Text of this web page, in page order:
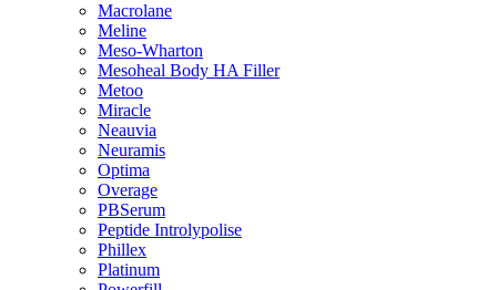
Macrolane
Meline
Meso-Wharton
Mesoheal Body HA Filler
Metoo
Miracle
Neauvia
Neuramis
Optima
Overage
PBSerum
Peptide Introlypolise
Phillex
Platinum